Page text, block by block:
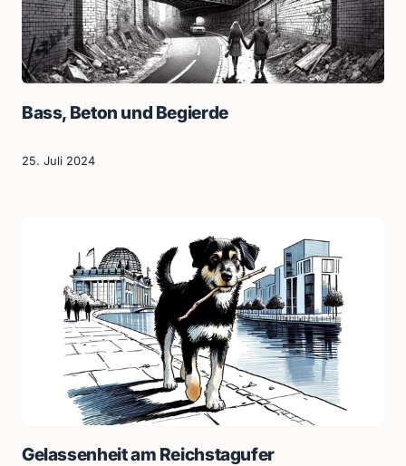
Bass, Beton und Begierde
25. Juli 2024
Gelassenheit am Reichstagufer